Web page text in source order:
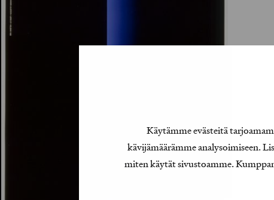
Käytämme evästeitä
kävijämäärämme analysoimiseen.
miten käytät sivustoamme.